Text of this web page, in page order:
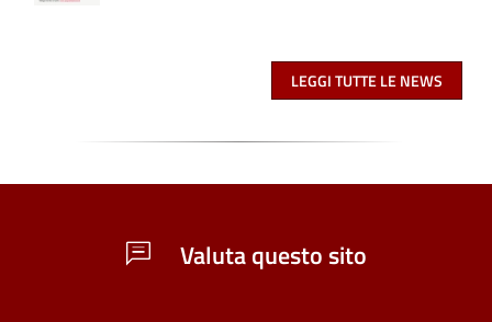
LEGGI TUTTE LE NEWS
Valuta questo sito